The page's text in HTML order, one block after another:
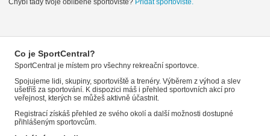
Co je SportCentral?
SportCentral je místem pro všechny rekreační sportovce.
Spojujeme lidi, skupiny, sportoviště a trenéry. Výběrem z výhod a slev
ušetříš za sportování. K dispozici máš i přehled sportovních akcí pro
veřejnost, kterých se můžeš aktivně účastnit.
Registrací získáš přehled ze svého okolí a další možnosti dostupné
přihlášeným sportovcům.